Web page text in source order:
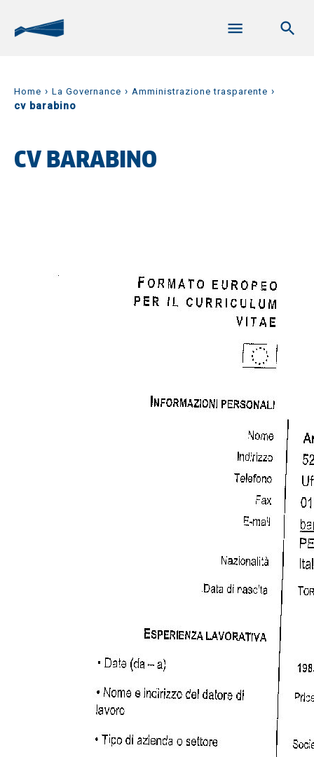
Home › La Governance › Amministrazione trasparente ›
cv barabino
CV BARABINO